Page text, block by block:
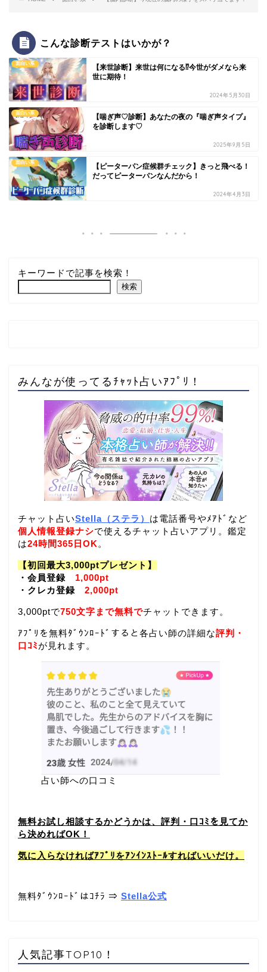
こんな診断テストはいかが？
面白い系
【来世診断】来世は何になる⁉今世がダメなら来
世に期待！
2024年5月30日
面白い系
【喘ぎ声♡診断】あなたの夜の『喘ぎ声タイプ』
を診断します♡
2025年9月5日
面白い系
【ピーターパン症候群チェック】きっと飛べる！
だってピーターパンなんだから！
2024年4月3日
キーワードで記事を検索！
検索
みんなが使ってるﾁｬｯﾄ占いｱﾌﾟﾘ！
チャット占いStella（ステラ） は電話番号やﾒｱﾄﾞなど
個人情報登録ナシで使えるチャット占いアプリ。鑑定
は24時間365日OK 。
【初回最大3,000ptプレゼント】
・会員登録 1,000pt
・クレカ登録 2,000pt
3,000ptで750文字まで無料でチャットできます。
ｱﾌﾟﾘを無料ﾀﾞｳﾝﾛｰﾄﾞすると各占い師の詳細な評判・
口ｺﾐが見れます。
占い師への口コミ
無料お試し相談するかどうかは、評判・口ｺﾐを見てか
ら決めればOK！
気に入らなければｱﾌﾟﾘをｱﾝｲﾝｽﾄｰﾙすればいいだけ。
無料ﾀﾞｳﾝﾛｰﾄﾞはｺﾁﾗ ⇒ Stella公式
人気記事TOP10！